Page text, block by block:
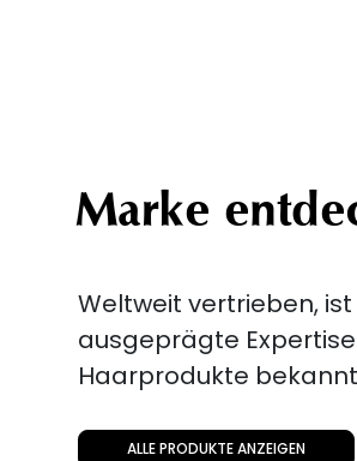
Marke
Weltweit vertrieben,
ausgeprägte
Haarprodukte
ALLE PRODUKTE ANZEIGEN